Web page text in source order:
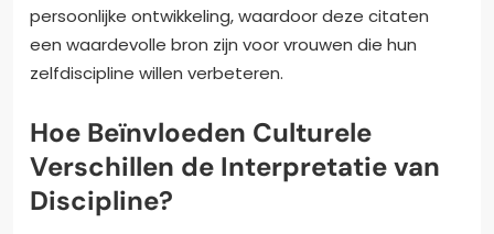
persoonlijke ontwikkeling, waardoor deze citaten
een waardevolle bron zijn voor vrouwen die hun
zelfdiscipline willen verbeteren.
Hoe Beïnvloeden Culturele
Verschillen de Interpretatie van
Discipline?